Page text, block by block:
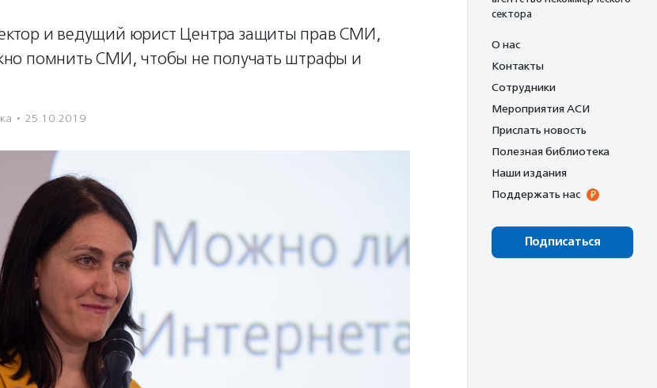
и ведущий юрист Центра защиты прав СМИ,
помнить СМИ, чтобы не получать штрафы и
· 25.10.2019
сектора
О нас
Контакты
Сотрудники
Мероприятия АСИ
Прислать новость
Полезная библиотека
Наши издания
Поддержать нас
Подписаться